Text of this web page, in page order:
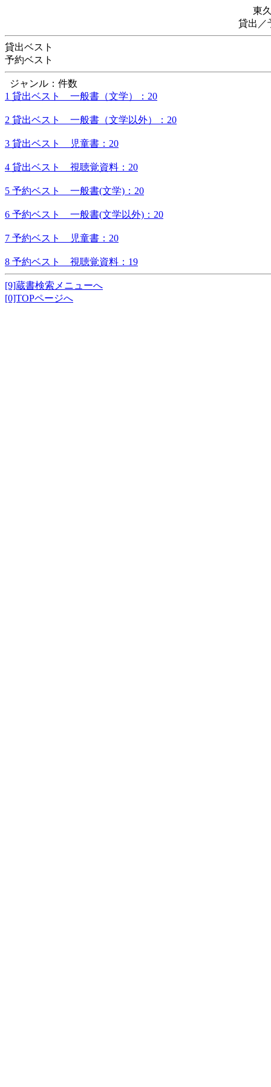
東
貸出／
貸出ベスト
予約ベスト
ジャンル：件数
1 貸出ベスト 一般書（文学）：20
2 貸出ベスト 一般書（文学以外）：20
3 貸出ベスト 児童書：20
4 貸出ベスト 視聴覚資料：20
5 予約ベスト 一般書(文学)：20
6 予約ベスト 一般書(文学以外)：20
7 予約ベスト 児童書：20
8 予約ベスト 視聴覚資料：19
[9]蔵書検索メニューへ
[0]TOPページへ